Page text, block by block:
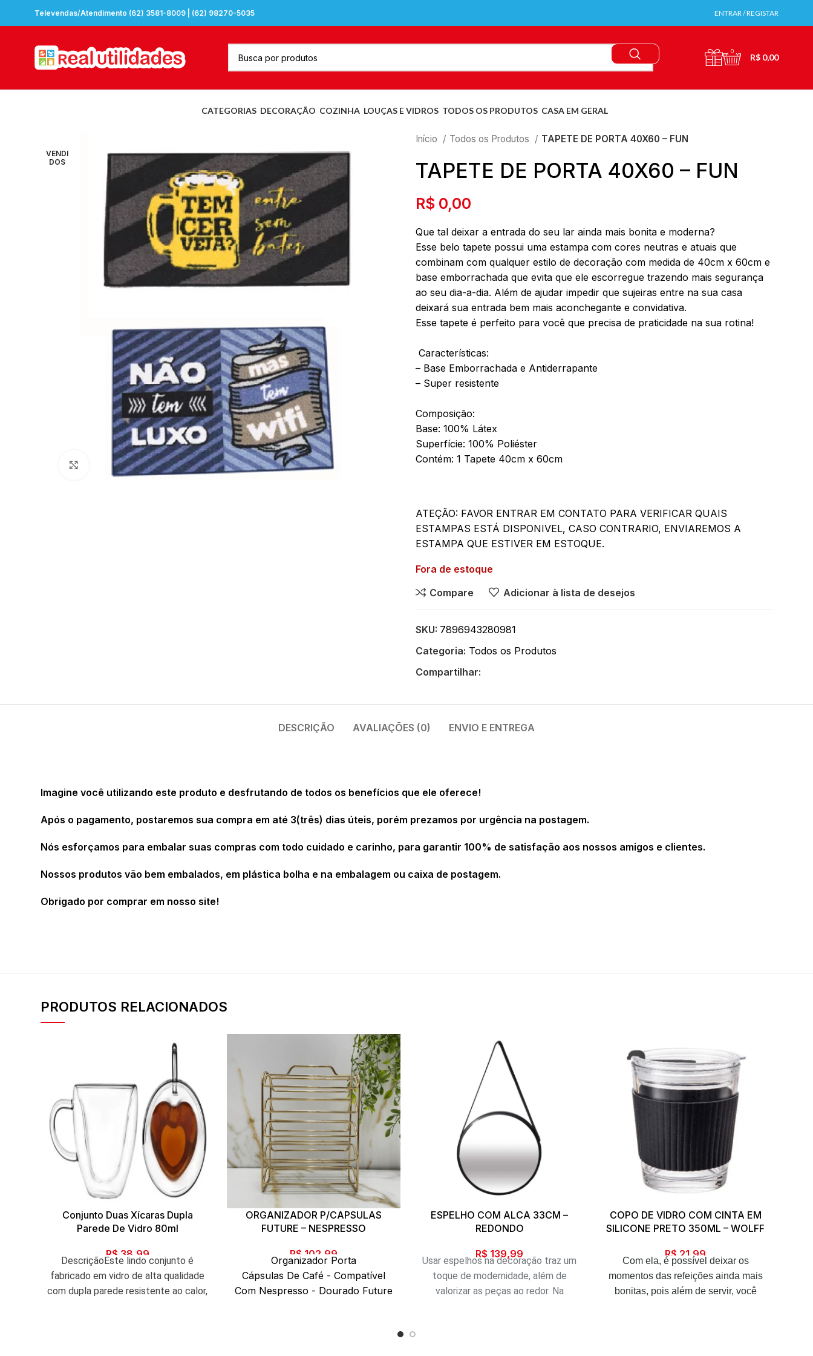
Televendas/Atendimento (62) 3581-8009 | (62) 98270-5035 ENTRAR / REGISTAR
0
R$ 0,00
CATEGORIAS DECORAÇÃO COZINHA LOUÇAS E VIDROS TODOS OS PRODUTOS CASA EM GERAL
VENDI
DOS
Clique para ampliar
Início Todos os Produtos TAPETE DE PORTA 40X60 – FUN
TAPETE DE PORTA 40X60 – FUN
R$ 0,00
Que tal deixar a entrada do seu lar ainda mais bonita e moderna?
Esse belo tapete possui uma estampa com cores neutras e atuais que
combinam com qualquer estilo de decoração com medida de 40cm x 60cm e
base emborrachada que evita que ele escorregue trazendo mais segurança
ao seu dia-a-dia. Além de ajudar impedir que sujeiras entre na sua casa
deixará sua entrada bem mais aconchegante e convidativa.
Esse tapete é perfeito para você que precisa de praticidade na sua rotina!
Características:
– Base Emborrachada e Antiderrapante
– Super resistente
Composição:
Base: 100% Látex
Superfície: 100% Poliéster
Contém: 1 Tapete 40cm x 60cm
ATEÇÃO: FAVOR ENTRAR EM CONTATO PARA VERIFICAR QUAIS
ESTAMPAS ESTÁ DISPONIVEL, CASO CONTRARIO, ENVIAREMOS A
ESTAMPA QUE ESTIVER EM ESTOQUE.
Fora de estoque
Compare
Adicionar à lista de desejos
SKU: 7896943280981
Categoria: Todos os Produtos
Compartilhar:
DESCRIÇÃO AVALIAÇÕES (0) ENVIO E ENTREGA
Imagine você utilizando este produto e desfrutando de todos os benefícios que ele oferece!
Após o pagamento, postaremos sua compra em até 3(três) dias úteis, porém prezamos por urgência na postagem.
Nós esforçamos para embalar suas compras com todo cuidado e carinho, para garantir 100% de satisfação aos nossos amigos e clientes.
Nossos produtos vão bem embalados, em plástica bolha e na embalagem ou caixa de postagem.
Obrigado por comprar em nosso site!
PRODUTOS RELACIONADOS
Conjunto Duas Xícaras Dupla
Parede De Vidro 80ml
R$ 38,99
DescriçãoEste lindo conjunto é
fabricado em vidro de alta qualidade
com dupla parede resistente ao calor,
ORGANIZADOR P/CAPSULAS
FUTURE – NESPRESSO
R$ 102,99
Organizador Porta
Cápsulas De Café - Compatível
Com Nespresso - Dourado Future
ESPELHO COM ALCA 33CM –
REDONDO
R$ 139,99
Usar espelhos na decoração traz um
toque de modernidade, além de
valorizar as peças ao redor. Na
COPO DE VIDRO COM CINTA EM
SILICONE PRETO 350ML – WOLFF
R$ 21,99
Com ela, é possível deixar os
momentos das refeições ainda mais
bonitas, pois além de servir, você